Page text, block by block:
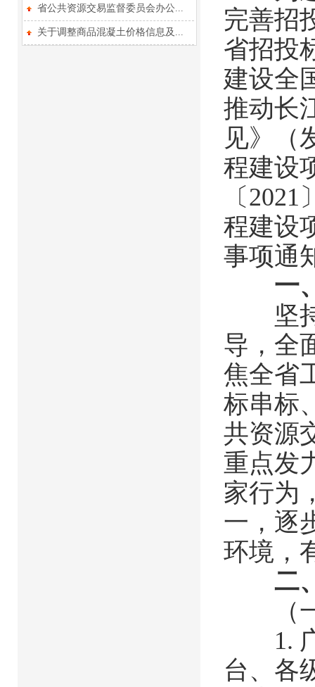
省公共资源交易监督委员会办公...
关于调整商品混凝土价格信息及...
完善招
省招投
建设全
推动长
见》（
程建设
〔
程建设
事项通
一
坚持
导，全
焦全省
标串标
共资源
重点发
家行为
一，逐
环境，
二
（一
1. 广
台、各